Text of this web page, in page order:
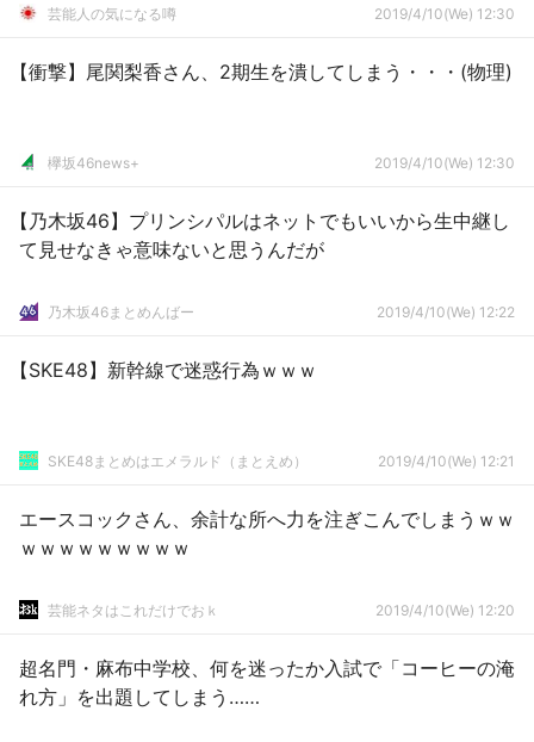
芸能人の気になる噂 2019/4/10(We) 12:30
【衝撃】尾関梨香さん、2期生を潰してしまう・・・(物理)
欅坂46news+ 2019/4/10(We) 12:30
【乃木坂46】プリンシパルはネットでもいいから生中継し
て見せなきゃ意味ないと思うんだが
乃木坂46まとめんばー 2019/4/10(We) 12:22
【SKE48】新幹線で迷惑行為ｗｗｗ
SKE48まとめはエメラルド（まとえめ） 2019/4/10(We) 12:21
エースコックさん、余計な所へ力を注ぎこんでしまうｗｗ
ｗｗｗｗｗｗｗｗｗ
芸能ネタはこれだけでおｋ 2019/4/10(We) 12:20
超名門・麻布中学校、何を迷ったか入試で「コーヒーの淹
れ方」を出題してしまう……